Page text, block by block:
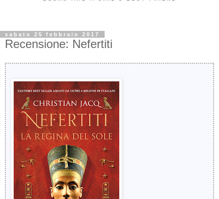
sabato 25 febbraio 2017
Recensione: Nefertiti